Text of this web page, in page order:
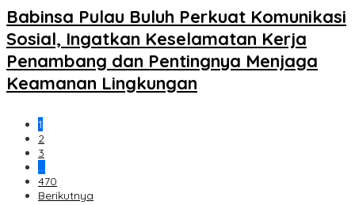
Babinsa Pulau Buluh Perkuat Komunikasi
Sosial, Ingatkan Keselamatan Kerja
Penambang dan Pentingnya Menjaga
Keamanan Lingkungan
1
2
3
…
470
Berikutnya